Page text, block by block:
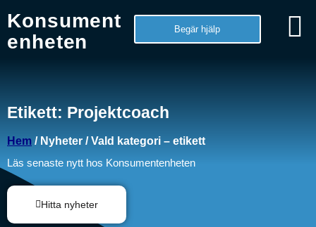
Konsument
enheten
Begär hjälp
Etikett: Projektcoach
Hem / Nyheter / Vald kategori – etikett
Läs senaste nytt hos Konsumentenheten
Hitta nyheter